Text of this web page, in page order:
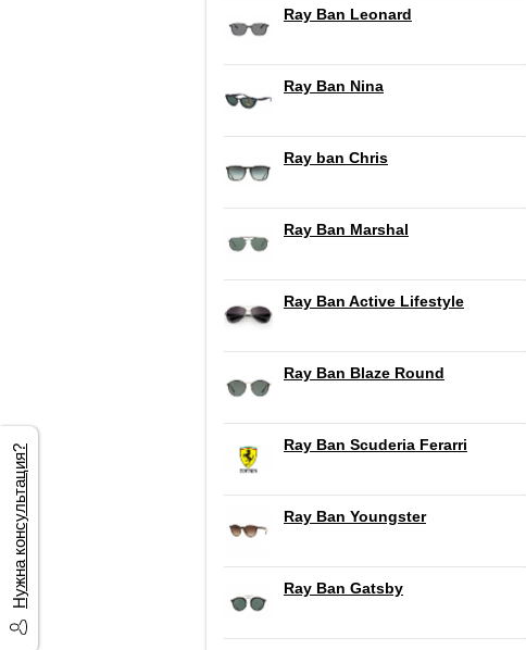
Ray Ban Leonard
Ray Ban Nina
Ray ban Chris
Ray Ban Marshal
Ray Ban Active Lifestyle
Ray Ban Blaze Round
Ray Ban Scuderia Ferarri
Ray Ban Youngster
Ray Ban Gatsby
Нужна консультация?